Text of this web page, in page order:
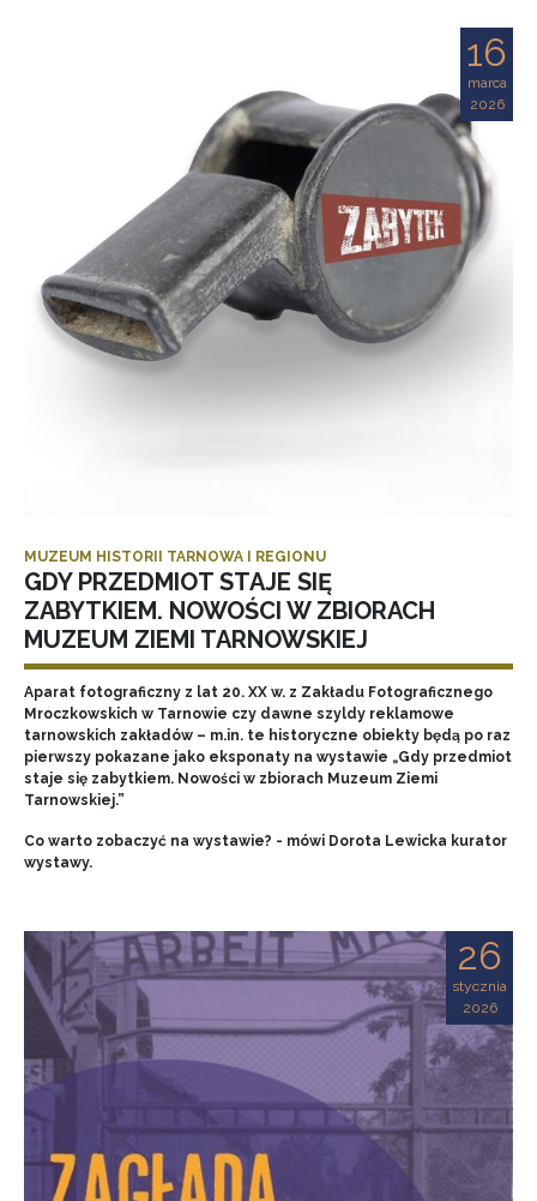
16
marca
2026
MUZEUM HISTORII TARNOWA I REGIONU
GDY PRZEDMIOT STAJE SIĘ
ZABYTKIEM. NOWOŚCI W ZBIORACH
MUZEUM ZIEMI TARNOWSKIEJ
Aparat fotograficzny z lat 20. XX w. z Zakładu Fotograficznego
Mroczkowskich w Tarnowie czy dawne szyldy reklamowe
tarnowskich zakładów – m.in. te historyczne obiekty będą po raz
pierwszy pokazane jako eksponaty na wystawie „Gdy przedmiot
staje się zabytkiem. Nowości w zbiorach Muzeum Ziemi
Tarnowskiej.”
Co warto zobaczyć na wystawie? - mówi Dorota Lewicka kurator
wystawy.
26
stycznia
2026